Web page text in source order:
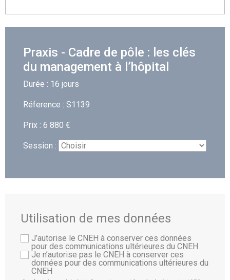
Praxis - Cadre de pôle : les clés
du management à l’hôpital
Durée : 16 jours
Réference : S1139
Prix : 6 880 €
Session :
Utilisation de mes données
J’autorise le CNEH à conserver ces données
pour des communications ultérieures du CNEH
Je n’autorise pas le CNEH à conserver ces
données pour des communications ultérieures du
CNEH